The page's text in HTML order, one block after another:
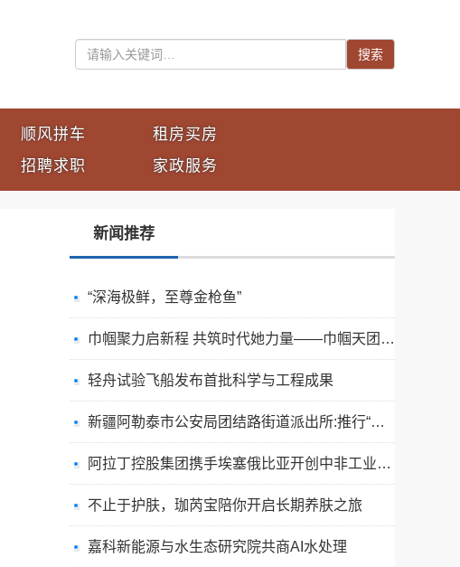
搜索
顺风拼车
招聘求职
租房买房
家政服务
新闻推荐
“深海极鲜，至尊金枪鱼”
巾帼聚力启新程 共筑时代她力量——巾帼天团第四次组委会筹备会圆满举办
轻舟试验飞船发布首批科学与工程成果
新疆阿勒泰市公安局团结路街道派出所:推行“五步”工作法 打造新时代“枫”景线
阿拉丁控股集团携手埃塞俄比亚开创中非工业农业合作新篇章
不止于护肤，珈芮宝陪你开启长期养肤之旅
嘉科新能源与水生态研究院共商AI水处理